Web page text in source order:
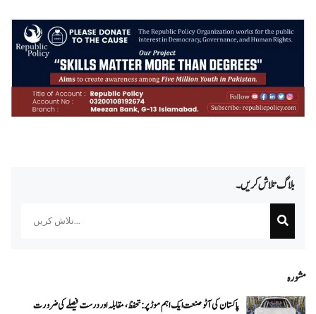
بلاگ تلاش کریں۔
مشورہ
پاکستان کی آٹو صنعت ایک اہم موڑ پر: تحفظ، مقابلہ اور درست فیصلے کی ضرورت